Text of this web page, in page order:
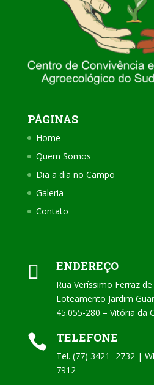
PÁGINAS
Home
Quem Somos
Dia a dia no Campo
Galeria
Contato
 ENDEREÇO
Rua Veríssimo Ferraz
Loteamento Jardim
45.055-280 – Vitória da
 TELEFONE
Tel. (77) 3421 -2732 |
7912